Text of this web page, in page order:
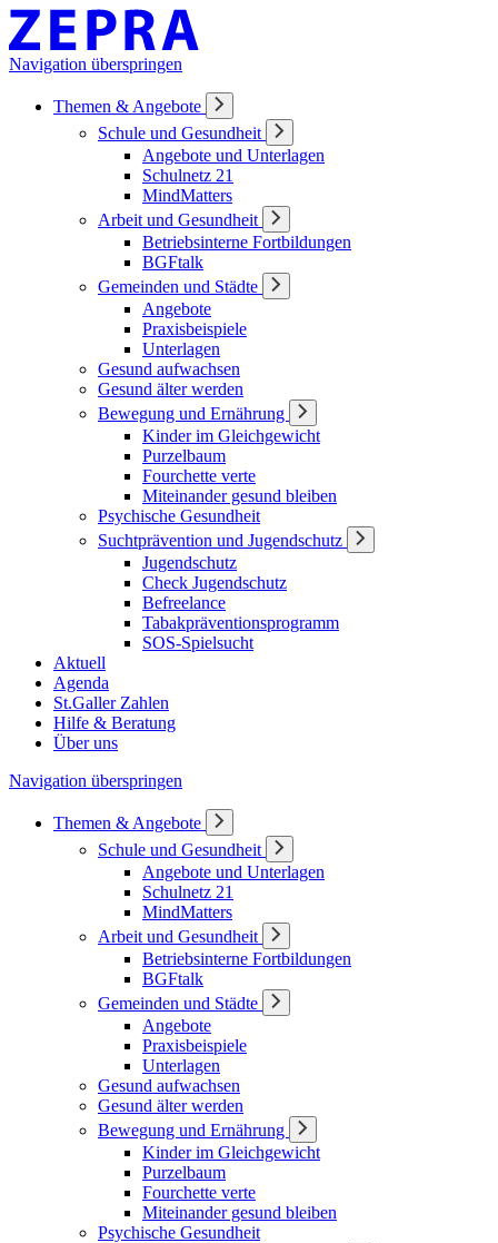
Navigation überspringen
Themen & Angebote
Schule und Gesundheit
Angebote und Unterlagen
Schulnetz 21
MindMatters
Arbeit und Gesundheit
Betriebsinterne Fortbildungen
BGFtalk
Gemeinden und Städte
Angebote
Praxisbeispiele
Unterlagen
Gesund aufwachsen
Gesund älter werden
Bewegung und Ernährung
Kinder im Gleichgewicht
Purzelbaum
Fourchette verte
Miteinander gesund bleiben
Psychische Gesundheit
Suchtprävention und Jugendschutz
Jugendschutz
Check Jugendschutz
Befreelance
Tabakpräventionsprogramm
SOS-Spielsucht
Aktuell
Agenda
St.Galler Zahlen
Hilfe & Beratung
Über uns
Navigation überspringen
Themen & Angebote
Schule und Gesundheit
Angebote und Unterlagen
Schulnetz 21
MindMatters
Arbeit und Gesundheit
Betriebsinterne Fortbildungen
BGFtalk
Gemeinden und Städte
Angebote
Praxisbeispiele
Unterlagen
Gesund aufwachsen
Gesund älter werden
Bewegung und Ernährung
Kinder im Gleichgewicht
Purzelbaum
Fourchette verte
Miteinander gesund bleiben
Psychische Gesundheit